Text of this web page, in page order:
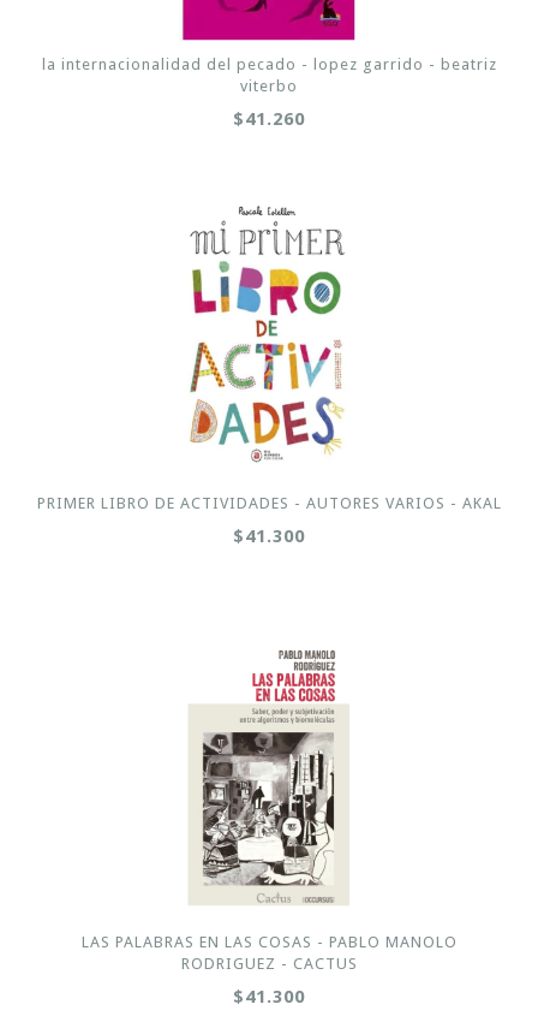
la internacionalidad del pecado - lopez garrido - beatriz
viterbo
$41.260
PRIMER LIBRO DE ACTIVIDADES - AUTORES VARIOS - AKAL
$41.300
LAS PALABRAS EN LAS COSAS - PABLO MANOLO
RODRIGUEZ - CACTUS
$41.300